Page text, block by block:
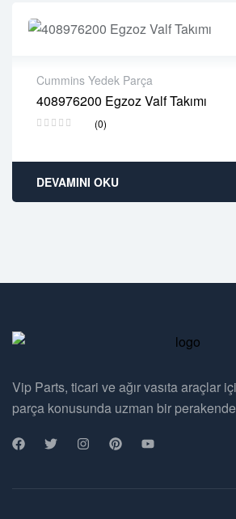
Cummins Yedek Parça
408976200 Egzoz Valf Takımı
(0)
2 years warranty
Delivery time: 1-2 business days
DEVAMINI OKU
Vip Parts, ticari ve ağır vasıta araçlar
parça konusunda uzman bir perakende